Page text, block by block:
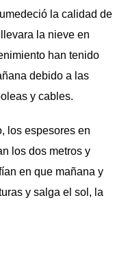
la calidad de
la nieve en
han tenido
debido a las
y cables.
los espesores en
los dos metros y
en que mañana y
y salga el sol, la